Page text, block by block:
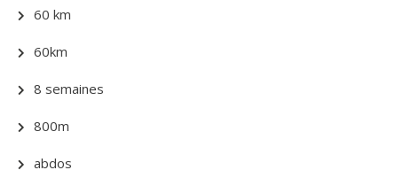
60 km
60km
8 semaines
800m
abdos